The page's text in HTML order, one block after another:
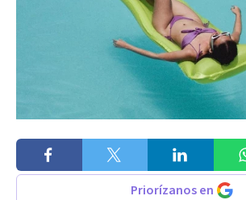
Priorízanos en